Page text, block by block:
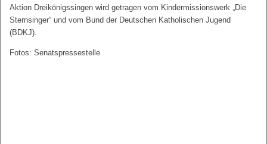
Aktion Dreikönigssingen wird getragen vom Kindermissionswerk „Die
Sternsinger“ und vom Bund der Deutschen Katholischen Jugend
(BDKJ).
Fotos: Senatspressestelle